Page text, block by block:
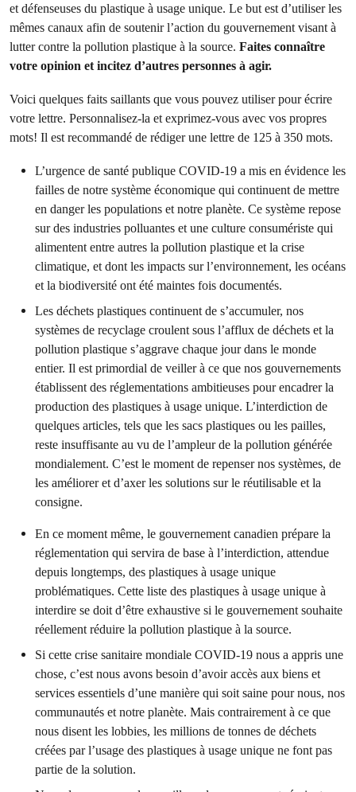
et défenseuses du plastique à usage unique. Le but est d’utiliser les
mêmes canaux afin de soutenir l’action du gouvernement visant à
lutter contre la pollution plastique à la source. Faites connaître
votre opinion et incitez d’autres personnes à agir.
Voici quelques faits saillants que vous pouvez utiliser pour écrire
votre lettre. Personnalisez-la et exprimez-vous avec vos propres
mots! Il est recommandé de rédiger une lettre de 125 à 350 mots.
L’urgence de santé publique COVID-19 a mis en évidence les
failles de notre système économique qui continuent de mettre
en danger les populations et notre planète. Ce système repose
sur des industries polluantes et une culture consumériste qui
alimentent entre autres la pollution plastique et la crise
climatique, et dont les impacts sur l’environnement, les océans
et la biodiversité ont été maintes fois documentés.
Les déchets plastiques continuent de s’accumuler, nos
systèmes de recyclage croulent sous l’afflux de déchets et la
pollution plastique s’aggrave chaque jour dans le monde
entier. Il est primordial de veiller à ce que nos gouvernements
établissent des réglementations ambitieuses pour encadrer la
production des plastiques à usage unique. L’interdiction de
quelques articles, tels que les sacs plastiques ou les pailles,
reste insuffisante au vu de l’ampleur de la pollution générée
mondialement. C’est le moment de repenser nos systèmes, de
les améliorer et d’axer les solutions sur le réutilisable et la
consigne.
En ce moment même, le gouvernement canadien prépare la
réglementation qui servira de base à l’interdiction, attendue
depuis longtemps, des plastiques à usage unique
problématiques. Cette liste des plastiques à usage unique à
interdire se doit d’être exhaustive si le gouvernement souhaite
réellement réduire la pollution plastique à la source.
Si cette crise sanitaire mondiale COVID-19 nous a appris une
chose, c’est nous avons besoin d’avoir accès aux biens et
services essentiels d’une manière qui soit saine pour nous, nos
communautés et notre planète. Mais contrairement à ce que
nous disent les lobbies, les millions de tonnes de déchets
créées par l’usage des plastiques à usage unique ne font pas
partie de la solution.